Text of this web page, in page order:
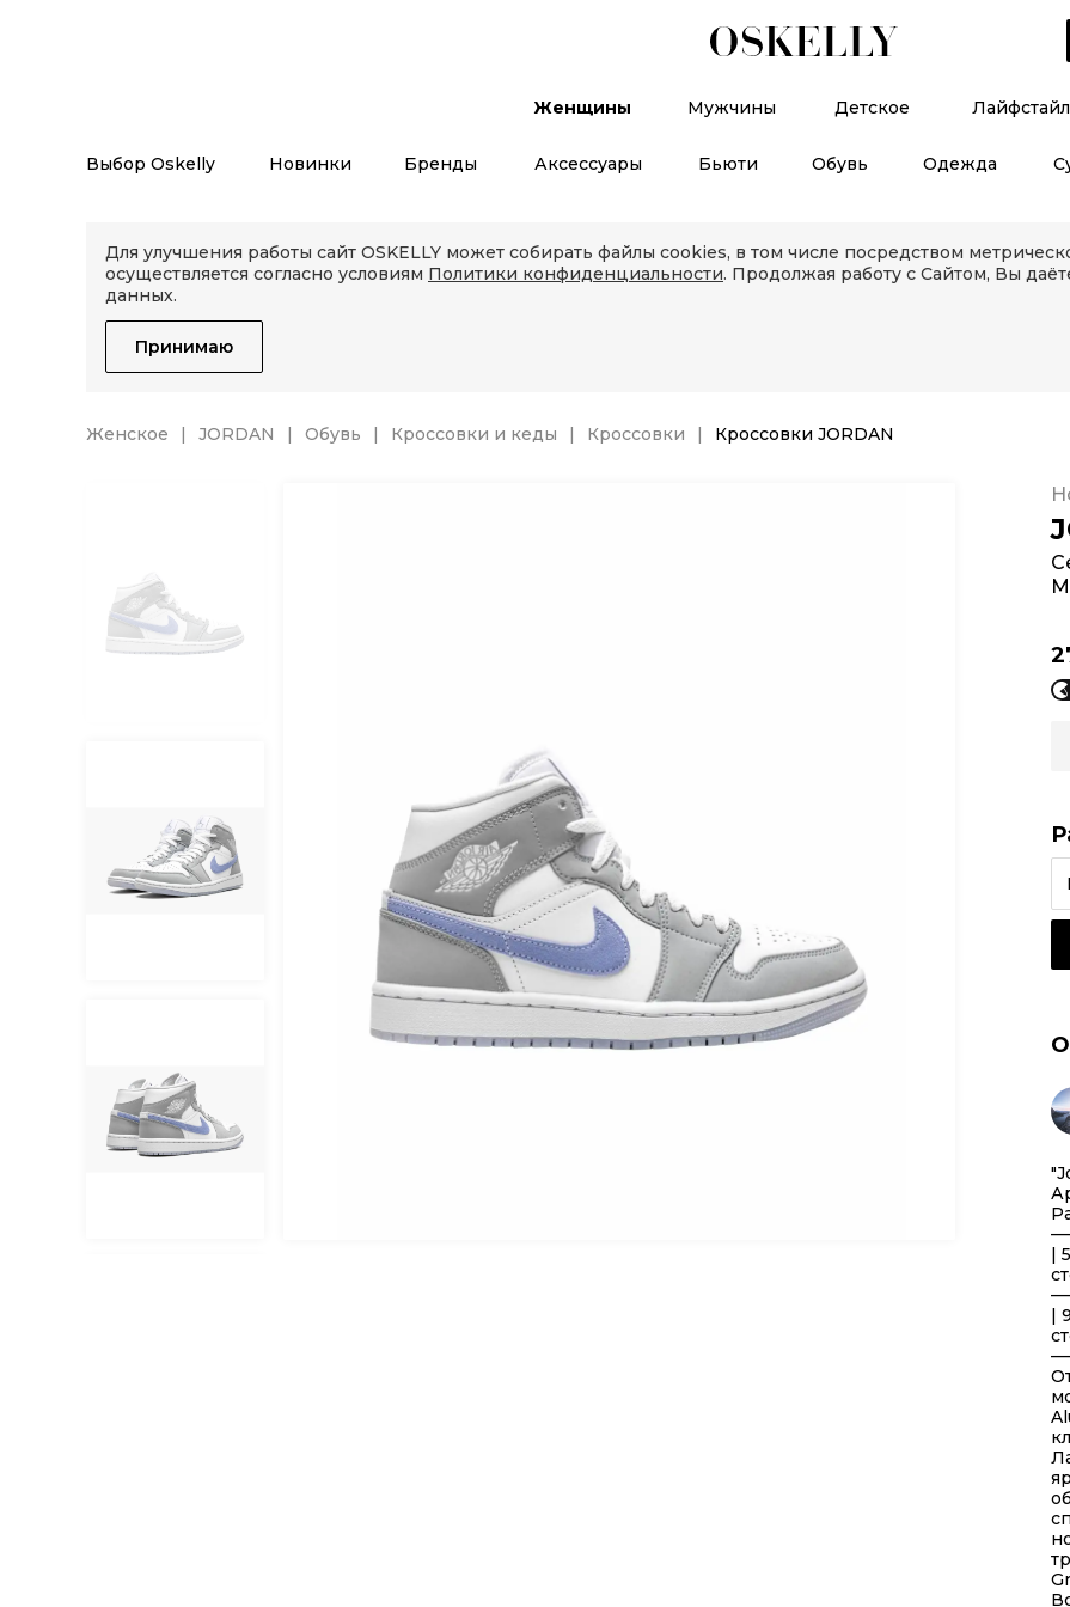
Женщины Мужчины Детское Лайфстайл
Выбор Oskelly Новинки Бренды Аксессуары Бьюти Обувь Одежда
Для улучшения работы сайт OSKELLY может собирать файлы cookies, в том числе посредством
осуществляется согласно условиям Политики конфиденциальности. Продолжая работу с Сайтом, Вы
данных.
Принимаю
Женское JORDAN Обувь Кроссовки и кеды Кроссовки Кроссовки JORDAN
|
|